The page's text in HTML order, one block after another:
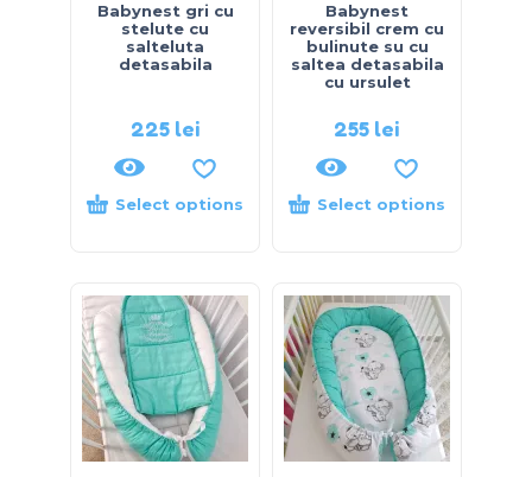
Babynest gri cu
stelute cu
salteluta
detasabila
225 lei
Select options
Babynest
reversibil crem cu
bulinute su cu
saltea detasabila
cu ursulet
255 lei
Select options